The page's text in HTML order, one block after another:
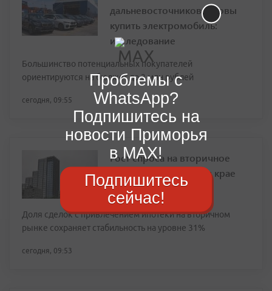
дальневосточников готовы
купить электромобиль:
исследование
Большинство потенциальных покупателей
ориентируются на бюджет до 3 млн рублей
сегодня, 09:55
Рост спроса на вторичное
жилье в Приморском крае
составил 15% за год
Доля сделок с привлечением ипотеки на вторичном
рынке сохраняет стабильность на уровне 31%
сегодня, 09:53
Проблемы с
WhatsApp?
Подпишитесь на
новости Приморья
в MAX!
Подпишитесь
сейчас!